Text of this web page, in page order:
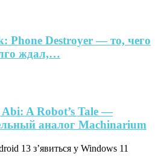
Phone Destroyer — то, чего
ждал,…
A Robot’s Tale —
аналог Machinarium
13 з’явиться у Windows 11